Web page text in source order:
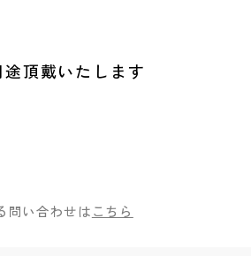
頂戴いたします
問い合わせはこちら